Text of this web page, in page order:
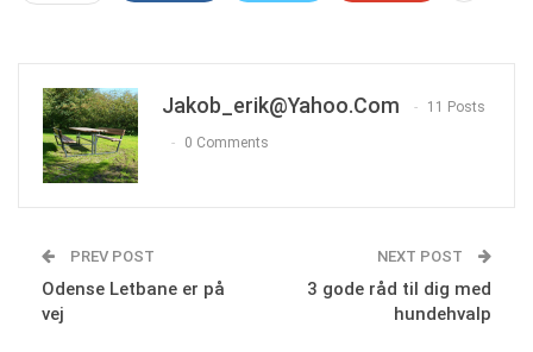
Jakob_erik@yahoo.com 11 Posts
0 Comments
PREV POST
Odense Letbane er på
vej
NEXT POST
3 gode råd til dig med
hundehvalp